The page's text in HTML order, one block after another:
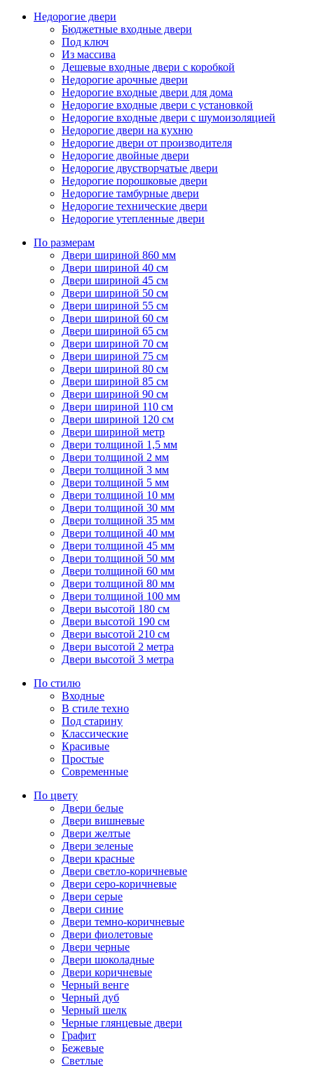
Недорогие двери
Бюджетные входные двери
Под ключ
Из массива
Дешевые входные двери с коробкой
Недорогие арочные двери
Недорогие входные двери для дома
Недорогие входные двери с установкой
Недорогие входные двери с шумоизоляцией
Недорогие двери на кухню
Недорогие двери от производителя
Недорогие двойные двери
Недорогие двустворчатые двери
Недорогие порошковые двери
Недорогие тамбурные двери
Недорогие технические двери
Недорогие утепленные двери
По размерам
Двери шириной 860 мм
Двери шириной 40 см
Двери шириной 45 см
Двери шириной 50 см
Двери шириной 55 см
Двери шириной 60 см
Двери шириной 65 см
Двери шириной 70 см
Двери шириной 75 см
Двери шириной 80 см
Двери шириной 85 см
Двери шириной 90 см
Двери шириной 110 см
Двери шириной 120 см
Двери шириной метр
Двери толщиной 1,5 мм
Двери толщиной 2 мм
Двери толщиной 3 мм
Двери толщиной 5 мм
Двери толщиной 10 мм
Двери толщиной 30 мм
Двери толщиной 35 мм
Двери толщиной 40 мм
Двери толщиной 45 мм
Двери толщиной 50 мм
Двери толщиной 60 мм
Двери толщиной 80 мм
Двери толщиной 100 мм
Двери высотой 180 см
Двери высотой 190 см
Двери высотой 210 см
Двери высотой 2 метра
Двери высотой 3 метра
По стилю
Входные
В стиле техно
Под старину
Классические
Красивые
Простые
Современные
По цвету
Двери белые
Двери вишневые
Двери желтые
Двери зеленые
Двери красные
Двери светло-коричневые
Двери серо-коричневые
Двери серые
Двери синие
Двери темно-коричневые
Двери фиолетовые
Двери черные
Двери шоколадные
Двери коричневые
Черный венге
Черный дуб
Черный шелк
Черные глянцевые двери
Графит
Бежевые
Светлые